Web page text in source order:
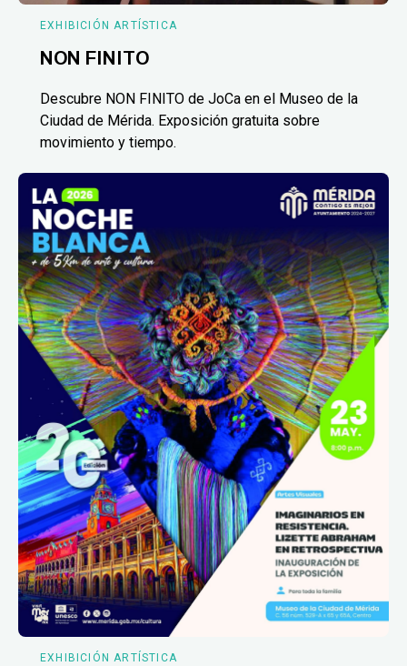
EXHIBICIÓN ARTÍSTICA
NON FINITO
Descubre NON FINITO de JoCa en el Museo de la
Ciudad de Mérida. Exposición gratuita sobre
movimiento y tiempo.
EXHIBICIÓN ARTÍSTICA